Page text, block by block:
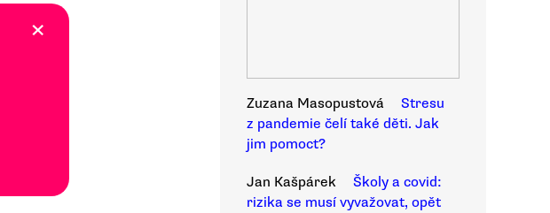
×
Zuzana Masopustová
Stresu
z pandemie čelí také děti. Jak
jim pomoct?
Jan Kašpárek
Školy a covid:
rizika se musí vyvažovat, opět